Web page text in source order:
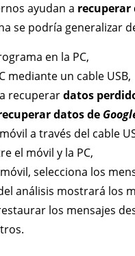
ayudan a recuperar
se podría generalizar
en la PC,
mediante un cable USB,
recuperardatos
datos de
a través del cable
el móvil y la PC,
selecciona los
análisis mostrará los
los mensajes